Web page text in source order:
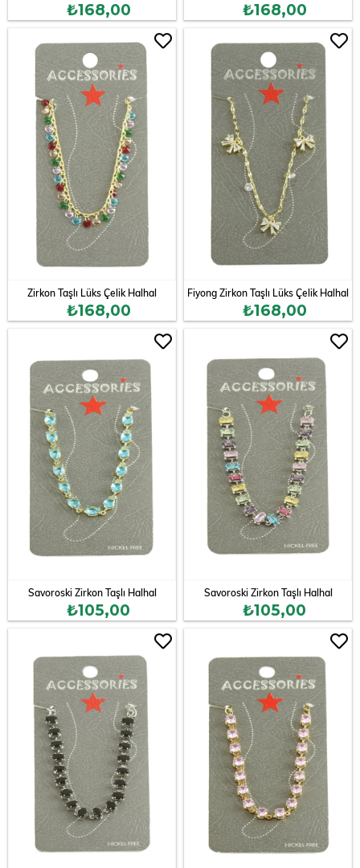
₺168,00 ₺168,00
Zirkon Taşlı Lüks Çelik Halhal
₺168,00
Fiyong Zirkon Taşlı Lüks Çelik Halhal
₺168,00
Savoroski Zirkon Taşlı Halhal
₺105,00
Savoroski Zirkon Taşlı Halhal
₺105,00